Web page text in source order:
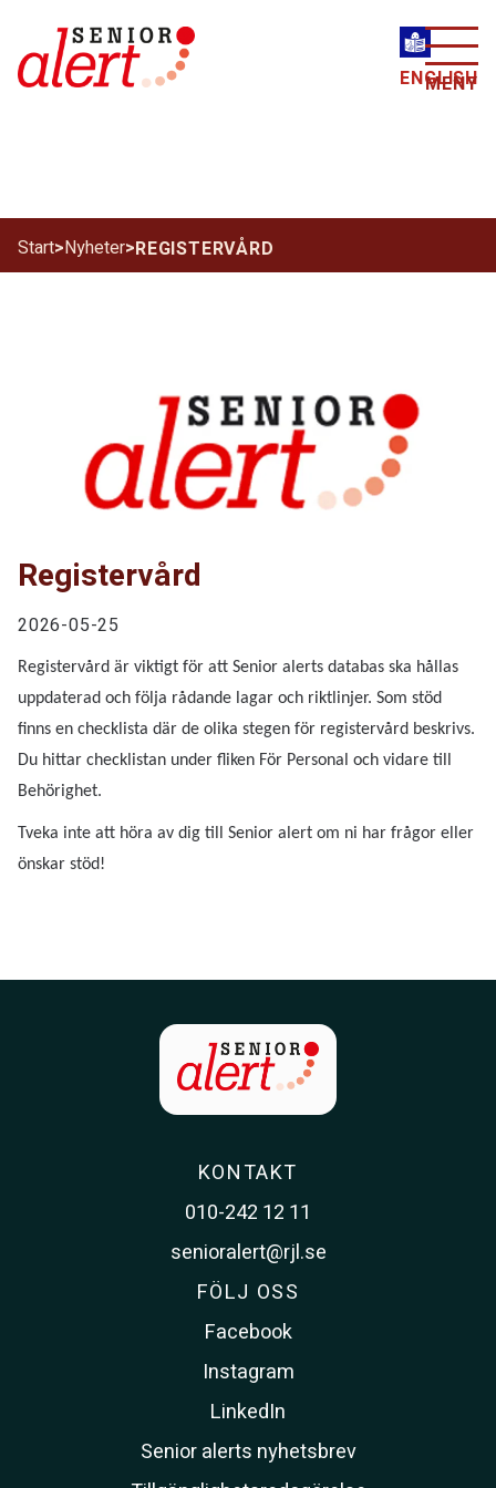
ENGLISH
MENY
Start>Nyheter>REGISTERVÅRD
Registervård
2026-05-25
Registervård är viktigt för att Senior alerts databas ska hållas
uppdaterad och följa rådande lagar och riktlinjer. Som stöd
finns en checklista där de olika stegen för registervård beskrivs.
Du hittar checklistan under fliken För Personal och vidare till
Behörighet.
Tveka inte att höra av dig till Senior alert om ni har frågor eller
önskar stöd!
KONTAKT
010-242 12 11
senioralert@rjl.se
FÖLJ OSS
Facebook
Instagram
LinkedIn
Senior alerts nyhetsbrev